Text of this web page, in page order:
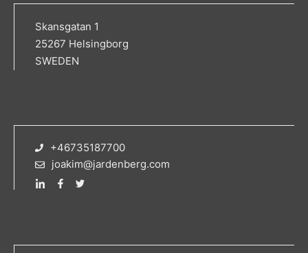
Skansgatan 1
25267 Helsingborg
SWEDEN
+46735187700
joakim@jardenberg.com